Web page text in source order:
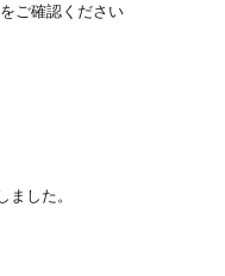
確認ください
ました。